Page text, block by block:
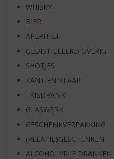
WHISKY
BIER
APERITIEF
GEDISTILLEERD OVERIG
SHOTJES
KANT EN KLAAR
FRISDRANK
GLASWERK
GESCHENKVERPAKKING
(RELATIE)GESCHENKEN
ALCOHOLVRIJE DRANKEN